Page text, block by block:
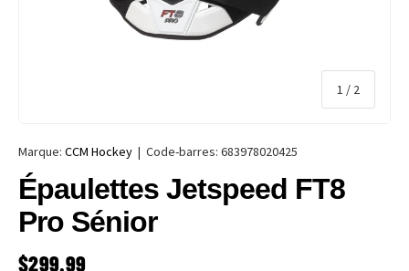
1 / de
2
Marque: CCM Hockey | Code-barres: 683978020425
Épaulettes Jetspeed FT8
Pro Sénior
PRIX HABITUEL
$299.99